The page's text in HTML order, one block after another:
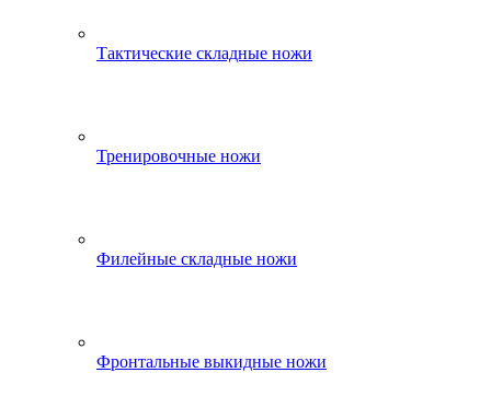
Тактические складные ножи
Тренировочные ножи
Филейные складные ножи
Фронтальные выкидные ножи